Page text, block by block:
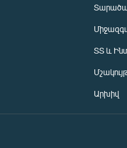
ՏՏ և
Արխիվ